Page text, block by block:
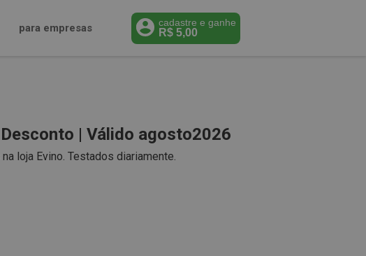
para empresas cadastre e ganhe
R$ 5,00
| Válido agosto2026
loja Evino. Testados diariamente.